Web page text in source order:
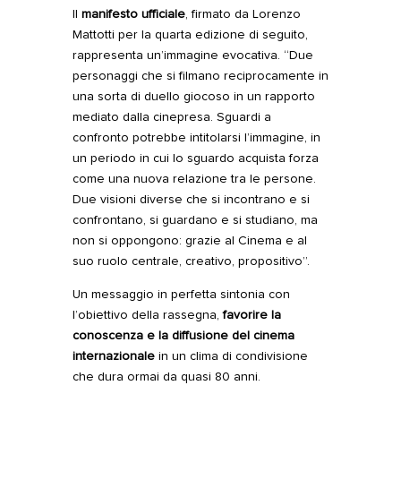
Il manifesto ufficiale, firmato da Lorenzo
Mattotti per la quarta edizione di seguito,
rappresenta un’immagine evocativa. “Due
personaggi che si filmano reciprocamente in
una sorta di duello giocoso in un rapporto
mediato dalla cinepresa. Sguardi a
confronto potrebbe intitolarsi l’immagine, in
un periodo in cui lo sguardo acquista forza
come una nuova relazione tra le persone.
Due visioni diverse che si incontrano e si
confrontano, si guardano e si studiano, ma
non si oppongono: grazie al Cinema e al
suo ruolo centrale, creativo, propositivo”.
Un messaggio in perfetta sintonia con
l’obiettivo della rassegna,favorire la
conoscenza e la diffusione del cinema
internazionalein un clima di condivisione
che dura ormai da quasi 80 anni.